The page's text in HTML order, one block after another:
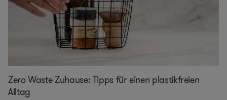
Zero Waste Zuhause: Tipps für einen plastikfreien
Alltag